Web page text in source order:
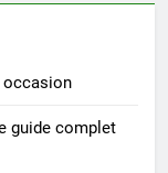
occasion
guide complet